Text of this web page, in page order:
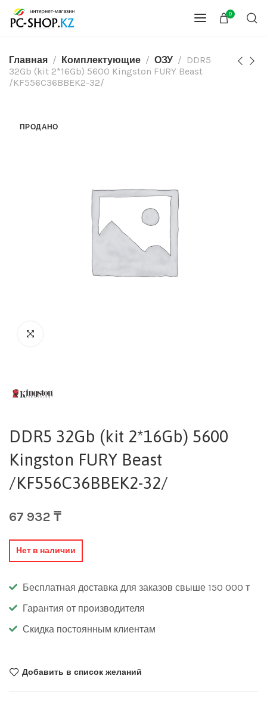
0
Главная Комплектующие ОЗУ
DDR5
32Gb (kit 2*16Gb) 5600 Kingston FURY Beast
/KF556C36BBEK2-32/
ПРОДАНО
DDR5 32Gb (kit 2*16Gb) 5600
Kingston FURY Beast
/KF556C36BBEK2-32/
67 932 ₸
Нет в наличии
Бесплатная доставка для заказов свыше 150 000 т
Гарантия от производителя
Скидка постоянным клиентам
Добавить в список желаний